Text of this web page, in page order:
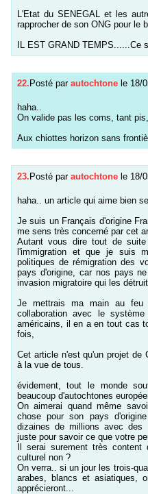
L'Etat du SENEGAL et les
rapprocher de son ONG pour le
IL EST GRAND TEMPS......Ce
22. Posté par autochtone le 18/
haha..
On valide pas les coms, tant
Aux chiottes horizon sans
23. Posté par autochtone le 18/
haha.. un article qui aime bien
Je suis un Français d'origine
me sens très concerné par cet
Autant vous dire tout de
l'immigration et que je suis
politiques de rémigration des
pays d'origine, car nos pays
invasion migratoire qui les
Je mettrais ma main au feu
collaboration avec le
américains, il en a en tout cas
fois,
Cet article n'est qu'un projet de
à la vue de tous.
évidement, tout le monde
beaucoup d'autochtones
On aimerai quand même
chose pour son pays
dizaines de millions avec
juste pour savoir ce que votre
Il serai surement très
culturel non ?
On verra.. si un jour les trois-
arabes, blancs et asiatiques,
apprécieront...